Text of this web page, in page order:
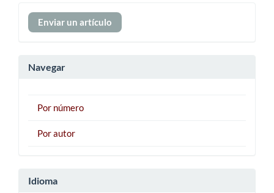
Enviar
un
Enviar un artículo
Navegar
Por número
Por autor
Idioma